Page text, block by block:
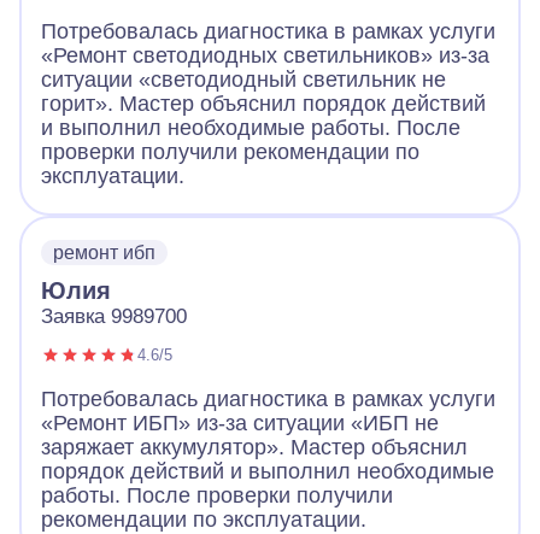
Потребовалась диагностика в рамках услуги
«Ремонт светодиодных светильников» из-за
ситуации «светодиодный светильник не
горит». Мастер объяснил порядок действий
и выполнил необходимые работы. После
проверки получили рекомендации по
эксплуатации.
ремонт ибп
Юлия
Заявка 9989700
4.6/5
Потребовалась диагностика в рамках услуги
«Ремонт ИБП» из-за ситуации «ИБП не
заряжает аккумулятор». Мастер объяснил
порядок действий и выполнил необходимые
работы. После проверки получили
рекомендации по эксплуатации.